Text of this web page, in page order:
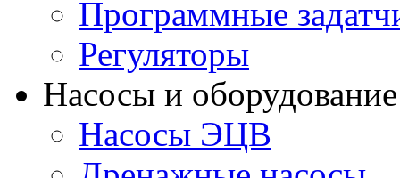
Программные
Регуляторы
Насосы и оборудование
Насосы ЭЦВ